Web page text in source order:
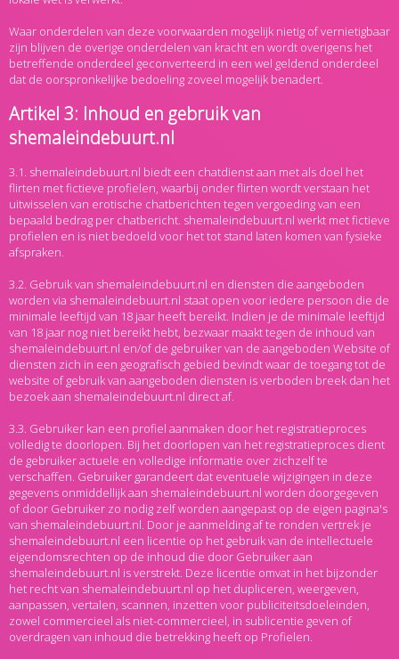
Waar onderdelen van deze voorwaarden mogelijk nietig of vernietigbaar
zijn blijven de overige onderdelen van kracht en wordt overigens het
betreffende onderdeel geconverteerd in een wel geldend onderdeel
dat de oorspronkelijke bedoeling zoveel mogelijk benadert.
Artikel 3: Inhoud en gebruik van
shemaleindebuurt.nl
3.1. shemaleindebuurt.nl biedt een chatdienst aan met als doel het
flirten met fictieve profielen, waarbij onder flirten wordt verstaan het
uitwisselen van erotische chatberichten tegen vergoeding van een
bepaald bedrag per chatbericht. shemaleindebuurt.nl werkt met fictieve
profielen en is niet bedoeld voor het tot stand laten komen van fysieke
afspraken.
3.2. Gebruik van shemaleindebuurt.nl en diensten die aangeboden
worden via shemaleindebuurt.nl staat open voor iedere persoon die de
minimale leeftijd van 18 jaar heeft bereikt. Indien je de minimale leeftijd
van 18 jaar nog niet bereikt hebt, bezwaar maakt tegen de inhoud van
shemaleindebuurt.nl en/of de gebruiker van de aangeboden Website of
diensten zich in een geografisch gebied bevindt waar de toegang tot de
website of gebruik van aangeboden diensten is verboden breek dan het
bezoek aan shemaleindebuurt.nl direct af.
3.3. Gebruiker kan een profiel aanmaken door het registratieproces
volledig te doorlopen. Bij het doorlopen van het registratieproces dient
de gebruiker actuele en volledige informatie over zichzelf te
verschaffen. Gebruiker garandeert dat eventuele wijzigingen in deze
gegevens onmiddellijk aan shemaleindebuurt.nl worden doorgegeven
of door Gebruiker zo nodig zelf worden aangepast op de eigen pagina's
van shemaleindebuurt.nl. Door je aanmelding af te ronden vertrek je
shemaleindebuurt.nl een licentie op het gebruik van de intellectuele
eigendomsrechten op de inhoud die door Gebruiker aan
shemaleindebuurt.nl is verstrekt. Deze licentie omvat in het bijzonder
het recht van shemaleindebuurt.nl op het dupliceren, weergeven,
aanpassen, vertalen, scannen, inzetten voor publiciteitsdoeleinden,
zowel commercieel als niet-commercieel, in sublicentie geven of
overdragen van inhoud die betrekking heeft op Profielen.